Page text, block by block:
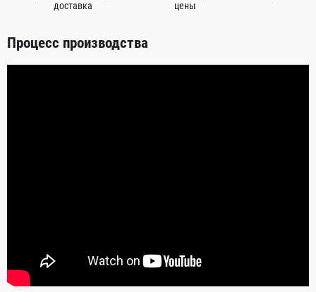
доставка
цены
Процесс производства